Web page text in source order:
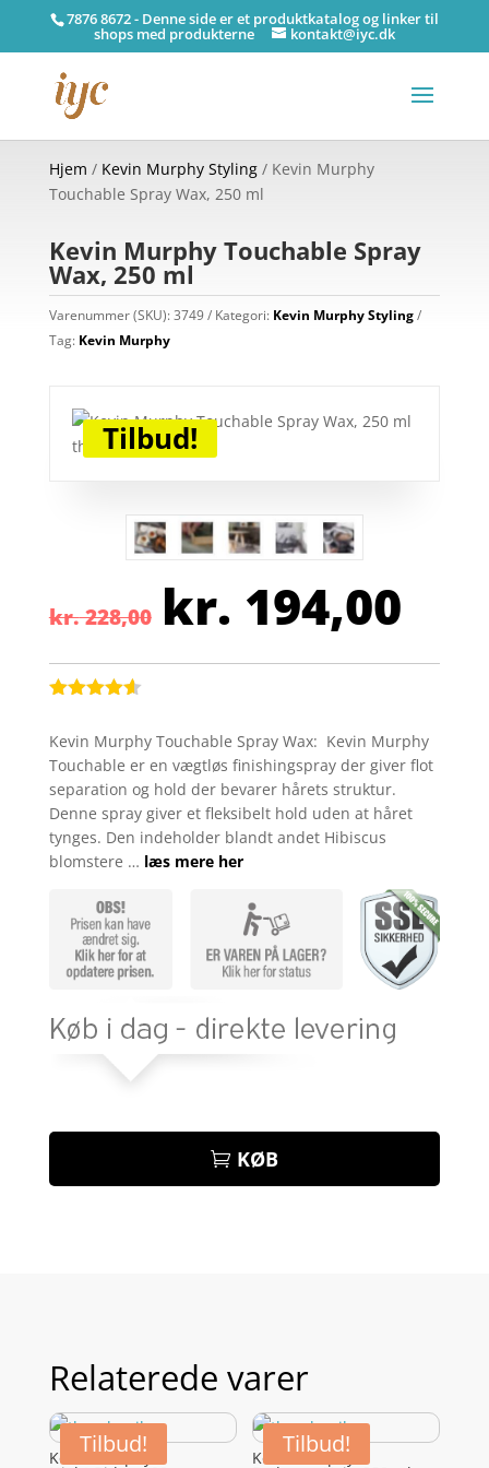
7876 8672 - Denne side er et produktkatalog og linker til
shops med produkterne kontakt@iyc.dk
Hjem / Kevin Murphy Styling/ Kevin Murphy
Touchable Spray Wax, 250 ml
Kevin Murphy Touchable Spray
Wax, 250 ml
Varenummer (SKU):3749 Kategori: Kevin Murphy Styling
Tag: Kevin Murphy
Tilbud!
kr.228,00 Den
oprindelige
pris
var:
kr. 194,00Den
pris
er:
ud af 5
baseret
kundebedø
mmelser
Kevin Murphy Touchable Spray Wax: Kevin Murphy
Touchable er en vægtløs finishingspray der giver flot
separation og hold der bevarer hårets struktur.
Denne spray giver et fleksibelt hold uden at håret
tynges. Den indeholder blandt andet Hibiscus
blomstere … læs mere her
KØB
Relaterede varer
Tilbud!
Kevin Murphy Tilbud!
Kevin Murphy